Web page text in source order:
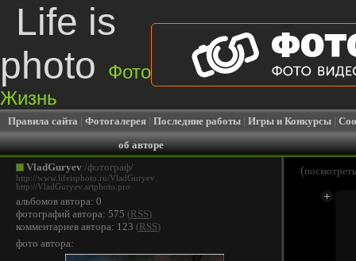
Life is
photo
Фото
Жизнь
Правила сайта | Фотогалерея | Последние работы | Игры и Конкурсы |
об авторе
VladGuryev /фотограф/
http://www.lifeisphoto.ru/VladGuryev
http://VladGuryev.artphoto.pro
альбомов автора: 0
фотографий автора: 575 (RSS)
комментариев автора: 123 (RSS)
фото автора:
(